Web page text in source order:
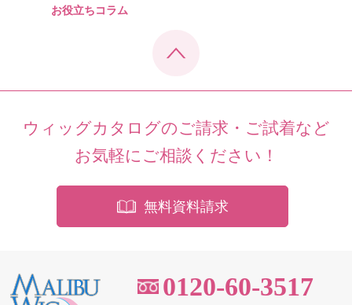
お役立ちコラム
ウィッグカタログのご請求・ご試着など
お気軽にご相談ください！
無料資料請求
0120-60-3517